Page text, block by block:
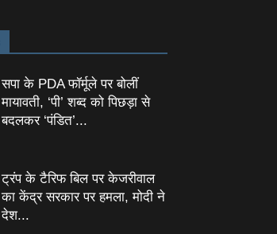
सपा के PDA फॉर्मूले पर बोलीं
मायावती, ‘पी’ शब्द को पिछड़ा से
बदलकर ‘पंडित’...
ट्रंप के टैरिफ बिल पर केजरीवाल
का केंद्र सरकार पर हमला, मोदी ने
देश...